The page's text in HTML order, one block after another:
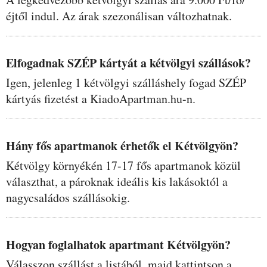
éjtől indul. Az árak szezonálisan változhatnak.
Elfogadnak SZÉP kártyát a kétvölgyi szállások?
Igen, jelenleg 1 kétvölgyi szálláshely fogad SZÉP
kártyás fizetést a KiadoApartman.hu-n.
Hány fős apartmanok érhetők el Kétvölgyön?
Kétvölgy környékén 17-17 fős apartmanok közül
választhat, a pároknak ideális kis lakásoktól a
nagycsaládos szállásokig.
Hogyan foglalhatok apartmant Kétvölgyön?